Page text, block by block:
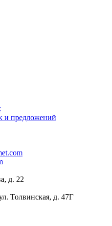
и предложений
д. 22
Толвинская, д. 47Г